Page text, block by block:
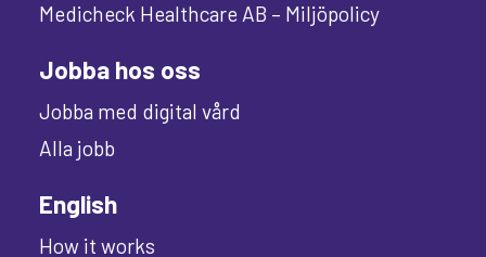
Medicheck Healthcare AB – Miljöpolicy
Jobba hos oss
Jobba med digital vård
Alla jobb
English
How it works